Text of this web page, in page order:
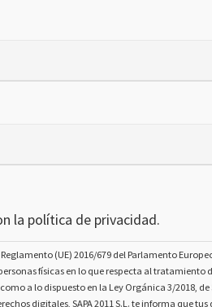
la política de privacidad.
(UE) 2016/679 del Parlamento
físicas en lo que respecta al tratamiento
a lo dispuesto en la Ley Orgánica 3/2018,
digitales, SAPA 2011 S.L. te informa que